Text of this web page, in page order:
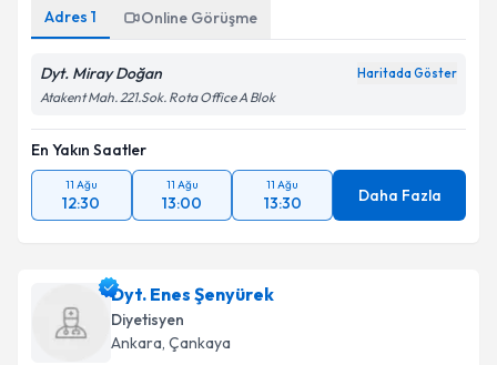
Adres 1 Online Görüşme
Dyt. Miray Doğan Haritada Göster
Atakent Mah. 221.Sok. Rota Office A Blok
En Yakın Saatler
11 Ağu
12:30
11 Ağu
13:00
11 Ağu
13:30 Daha Fazla
Dyt. Enes Şenyürek
Diyetisyen
Ankara, Çankaya